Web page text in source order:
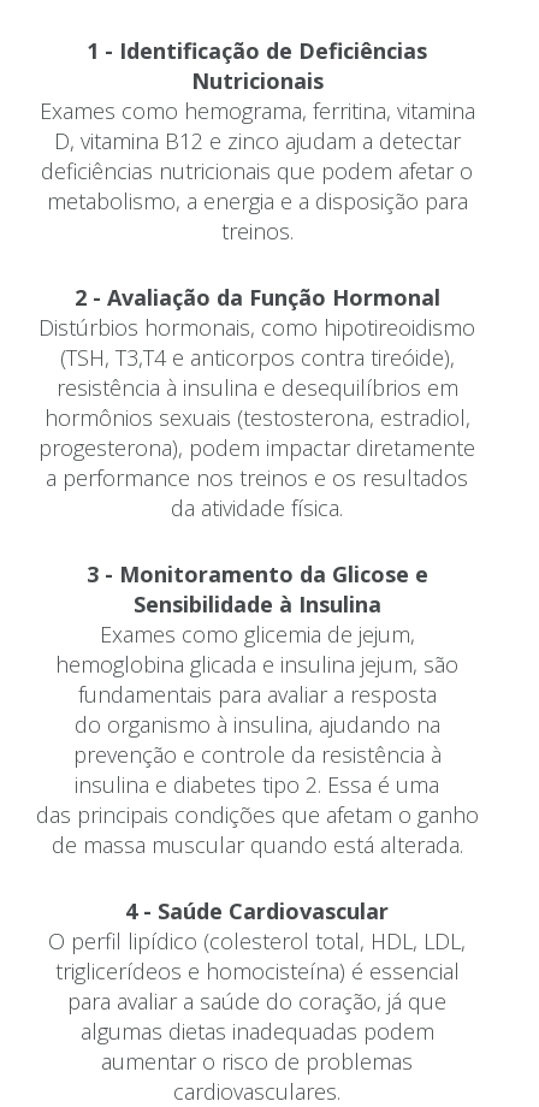
1 - Identificação de Deficiências
Nutricionais
Exames como hemograma, ferritina, vitamina
D, vitamina B12 e zinco ajudam a detectar
deficiências nutricionais que podem afetar o
metabolismo, a energia e a disposição para
treinos.
2 - Avaliação da Função Hormonal
Distúrbios hormonais, como hipotireoidismo
(TSH, T3,T4 e anticorpos contra tireóide),
resistência à insulina e desequilíbrios em
hormônios sexuais (testosterona, estradiol,
progesterona), podem impactar diretamente
a performance nos treinos e os resultados
da atividade física.
3 - Monitoramento da Glicose e
Sensibilidade à Insulina
Exames como glicemia de jejum,
hemoglobina glicada e insulina jejum, são
fundamentais para avaliar a resposta
do organismo à insulina, ajudando na
prevenção e controle da resistência à
insulina e diabetes tipo 2. Essa é uma
das principais condições que afetam o ganho
de massa muscular quando está alterada.
4 - Saúde Cardiovascular
O perfil lipídico (colesterol total, HDL, LDL,
triglicerídeos e homocisteína) é essencial
para avaliar a saúde do coração, já que
algumas dietas inadequadas podem
aumentar o risco de problemas
cardiovasculares.